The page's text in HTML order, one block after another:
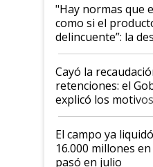
"Hay normas que
como si el
delincuente”: la
al Congreso
habló del
Cayó la
retenciones: el
explicó los motivos
El campo ya
16.000 millones
pasó en julio